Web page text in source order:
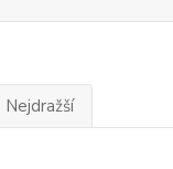
Nejdražší